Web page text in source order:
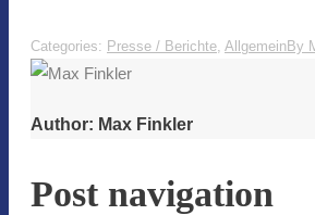
Categories: Presse / Berichte, AllgemeinBy
Author: Max Finkler
Post navigation